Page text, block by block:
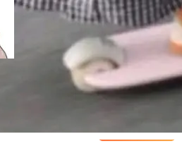
· GitCode · GitHu
）、macOS / Linu
# macOS / Linu
solon.noea
数十万乃至数百万
调用可承载的上下
扩张与代码历史的
系、接口契约、业
数十乃至数百个文
关联网络。传统的
目录遍历）仅能
触及代码的语义
算法工程
活
一起案件：北京一
给自己接的私活腾
戏部门的全部核心
城区某科技公司AI
在公司内部架构
数据从A集群迁
践：KV ca
量提升 4
模型系列之一，但
显存了。月之暗面